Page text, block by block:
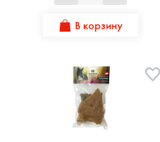
В корзину